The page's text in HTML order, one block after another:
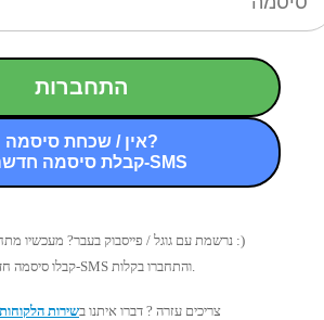
התחברות
אין / שכחת סיסמה?
קבלת סיסמה חדשה ב-SMS
נרשמת עם גוגל / פייסבוק בעבר? מעכשיו מתחברים עם טלפון :)
קבלו סיסמה חדשה ב-SMS והתחברו בקלות.
צריכים עזרה ? דברו איתנו בשירות